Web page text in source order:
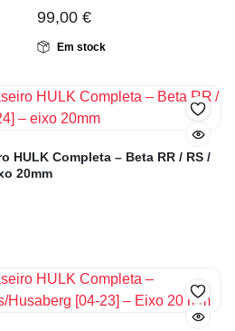
99,00 €
Em stock
HULK Completa – Beta RR / RS /
20mm